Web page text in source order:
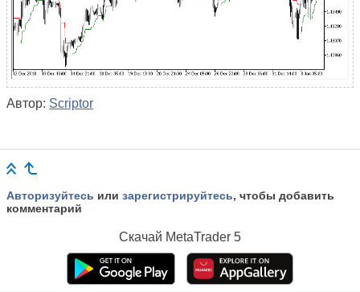
Автор: Scriptor
Авторизуйтесь или зарегистрируйтесь, чтобы добавить
комментарий
Скачай MetaTrader 5